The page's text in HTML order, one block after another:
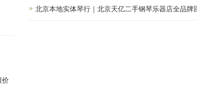
北京本地实体琴行｜北京天亿二手钢琴乐器店全品
价